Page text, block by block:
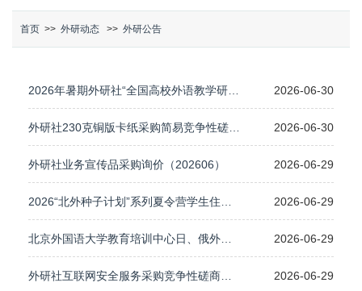
首页 >> 外研动态 >> 外研公告
2026-06-30
2026-06-30
外研社业务宣传品采购询价（202606） 2026-06-29
2026-06-29
2026-06-29
2026-06-29